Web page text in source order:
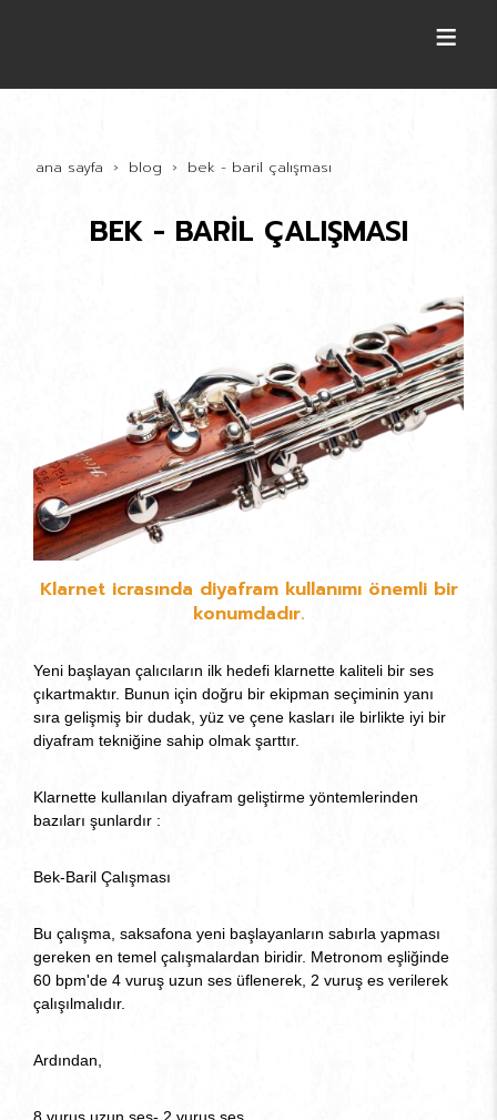
ana sayfa blog bek - bari̇l çalişmasi
BEK - BARİL ÇALIŞMASI
Klarnet icrasında diyafram kullanımı önemli bir
konumdadır.
Yeni başlayan çalıcıların ilk hedefi klarnette kaliteli bir ses
çıkartmaktır. Bunun için doğru bir ekipman seçiminin yanı
sıra gelişmiş bir dudak, yüz ve çene kasları ile birlikte iyi bir
diyafram tekniğine sahip olmak şarttır.
Klarnette kullanılan diyafram geliştirme yöntemlerinden
bazıları şunlardır :
Bek-Baril Çalışması
Bu çalışma, saksafona yeni başlayanların sabırla yapması
gereken en temel çalışmalardan biridir. Metronom eşliğinde
60 bpm'de 4 vuruş uzun ses üflenerek, 2 vuruş es verilerek
çalışılmalıdır.
Ardından,